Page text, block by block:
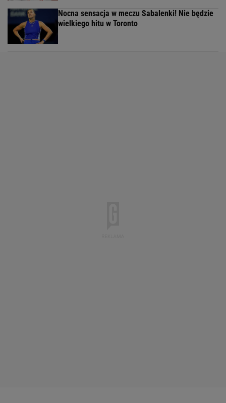
Nocna sensacja w meczu Sabalenki! Nie będzie
wielkiego hitu w Toronto